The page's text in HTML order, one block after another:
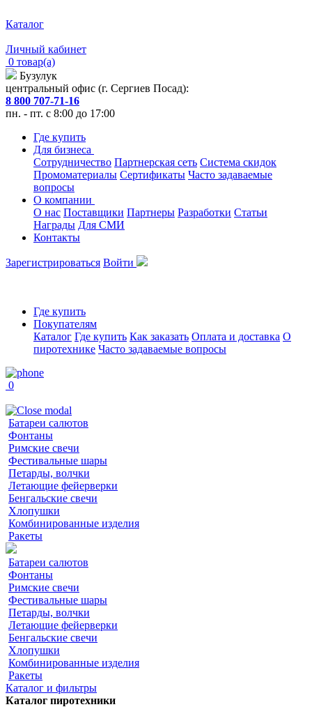
Каталог
Личный кабинет
0 товар(а)
Бузулук
центральный офис (г. Сергиев Посад):
8 800 707-71-16
пн. - пт. с 8:00 до 17:00
Где купить
Для бизнеса
Сотрудничество Партнерская сеть Система скидок
Промоматериалы Сертификаты Часто задаваемые
вопросы
О компании
О нас Поставщики Партнеры Разработки Статьи
Награды Для СМИ
Контакты
Зарегистрироваться Войти
Где купить
Покупателям
Каталог Где купить Как заказать Оплата и доставка О
пиротехнике Часто задаваемые вопросы
0
Батареи салютов
Фонтаны
Римские свечи
Фестивальные шары
Петарды, волчки
Летающие фейерверки
Бенгальские свечи
Хлопушки
Комбинированные изделия
Ракеты
Батареи салютов
Фонтаны
Римские свечи
Фестивальные шары
Петарды, волчки
Летающие фейерверки
Бенгальские свечи
Хлопушки
Комбинированные изделия
Ракеты
Каталог и фильтры
Каталог пиротехники